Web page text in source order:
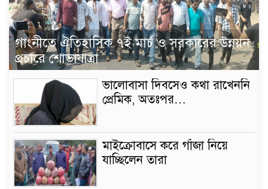
গাংনীতে ঐতিহাসিক ৭ই মার্চ ও সরকারের উন্নয়ন
প্রচারে শোভাযাত্রা
ভালোবাসা দিবসেও কথা রাখেননি
প্রেমিক, অতঃপর…
মাইক্রোবাসে করে গাঁজা নিয়ে
যাচ্ছিলেন তারা